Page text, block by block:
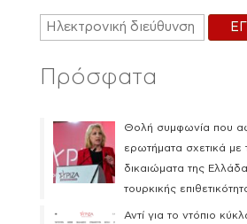
Πρόσφατα
Θολή συμφωνία που
ερωτήματα σχετικά με
δικαιώματα της
τουρκικής
Αντί για το ντόπιο